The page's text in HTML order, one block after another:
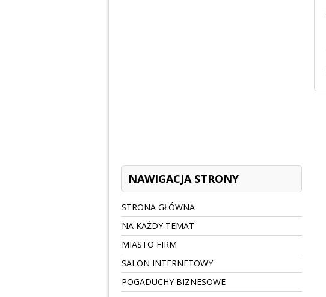
NAWIGACJA STRONY
STRONA GŁÓWNA
NA KAŻDY TEMAT
MIASTO FIRM
SALON INTERNETOWY
POGADUCHY BIZNESOWE